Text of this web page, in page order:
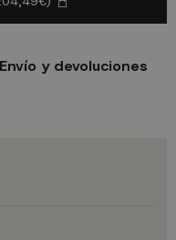
Envío y devoluciones